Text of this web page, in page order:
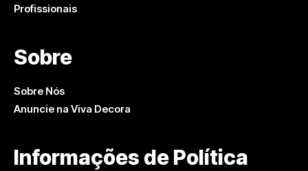
Profissionais
Sobre
Sobre Nós
Anuncie na Viva Decora
Informações de Política